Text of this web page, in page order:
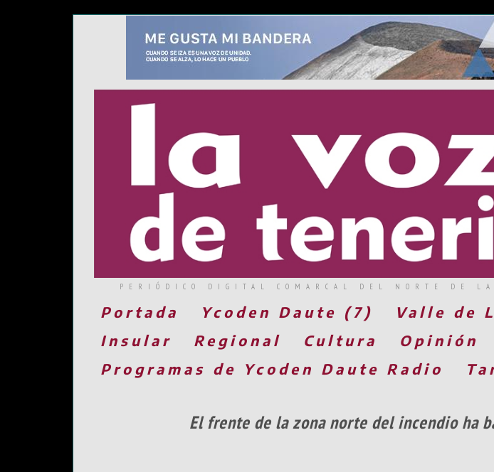
PERIÓDICO DIGITAL COMARCAL DEL NORTE DE
Portada Ycoden Daute (7) Valle de
Insular
Regional Cultura Opinión
Programas de Ycoden Daute Radio
El frente de la zona norte del incendio ha